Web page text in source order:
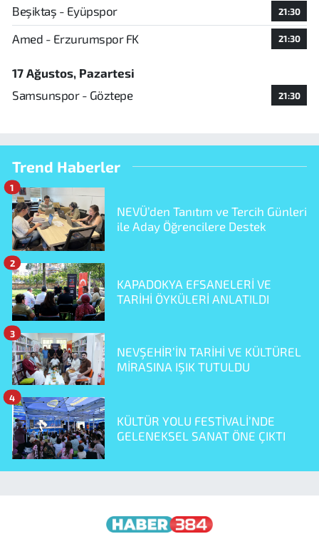
Beşiktaş - Eyüpspor 21:30
Amed - Erzurumspor FK 21:30
17 Ağustos, Pazartesi
Samsunspor - Göztepe
21:30
Trend Haberler
NEVÜ’den Tanıtım ve Tercih Günleri
ile Aday Öğrencilere Destek
1
KAPADOKYA EFSANELERİ VE
TARİHİ ÖYKÜLERİ ANLATILDI
2
NEVŞEHİR’İN TARİHİ VE KÜLTÜREL
MİRASINA IŞIK TUTULDU
3
KÜLTÜR YOLU FESTİVALİ’NDE
GELENEKSEL SANAT ÖNE ÇIKTI
4